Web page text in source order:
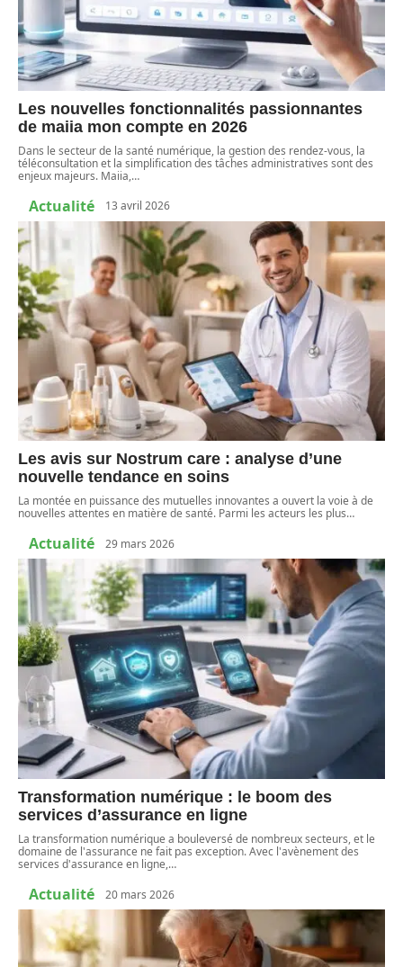
Les nouvelles fonctionnalités passionnantes
de maiia mon compte en 2026
Dans le secteur de la santé numérique, la gestion des rendez-vous, la
téléconsultation et la simplification des tâches administratives sont des
enjeux majeurs. Maiia,…
Actualité 13 avril 2026
Les avis sur Nostrum care : analyse d’une
nouvelle tendance en soins
La montée en puissance des mutuelles innovantes a ouvert la voie à de
nouvelles attentes en matière de santé. Parmi les acteurs les plus…
Actualité 29 mars 2026
Transformation numérique : le boom des
services d’assurance en ligne
La transformation numérique a bouleversé de nombreux secteurs, et le
domaine de l'assurance ne fait pas exception. Avec l'avènement des
services d'assurance en ligne,…
Actualité 20 mars 2026